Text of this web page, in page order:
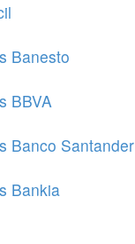
Banesto
BBVA
Banco Santander
Bankia